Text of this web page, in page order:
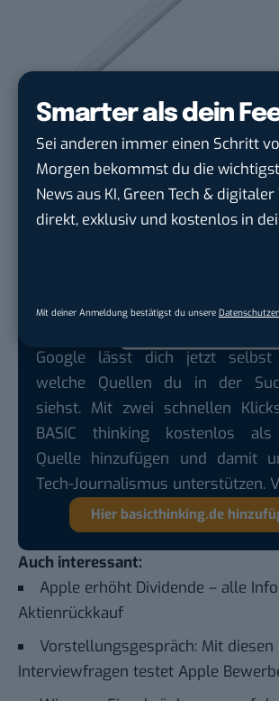
Smarter als dein
Sei anderen immer einen Schritt
Morgen bekommst du die
News aus KI, Green Tech &
direkt, exklusiv und kostenlos in
Mit deiner Anmeldung bestätigst du unsere
Der Pencil Pro hat haptisches Feedback. (Bild:
Der Stift kann lässt sich nun auch
Objekte in 3D Anwendungen
oder Stifte anzupassen. Der Pencil
mit dem „Wo ist?“-Netzwerk
Google lässt dich jetzt selbst
welche Quellen du in der
siehst. Mit zwei schnellen
BASIC thinking kostenlos als
Quelle hinzufügen und damit
Tech-Journalismus unterstützen.
Hier basicthinking.de
Auch interessant:
Apple erhöht Dividende – alle
Aktienrückkauf
Vorstellungsgespräch: Mit diesen
Interviewfragen testet Apple